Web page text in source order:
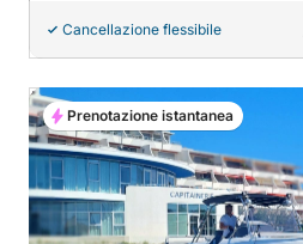
Cancellazione flessibile
Prenotazione istantanea